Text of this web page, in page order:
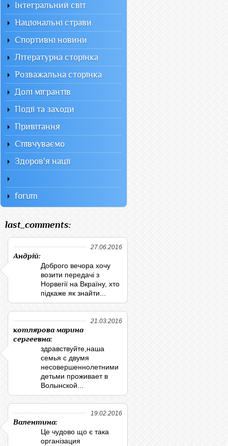
Інтегральний світ
Національні страви
Спортивні новини
Літературна сторінка
Розважальна сторінка
Долі мігрантів
Події та заходи
Привітання
Співчуваємо
Здоров'я нації
forum
last_comments:
27.06.2016
Андрій:
Доброго вечора хочу
возити передачі з
Норвегії на Вкраїну, хто
підкаже як знайти...
21.03.2016
котлярова марина
сергеевна:
здравствуйте,наша
семья с двумя
несовершеннолетними
детьми проживает в
Волынской...
19.02.2016
Валентина:
Це чудово що є така
організация